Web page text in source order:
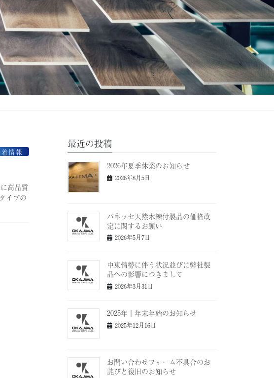
情報
高品質
イプの
最近の投稿
2026年夏季休業のお知らせ
2026年8月5日
パネッセ天然木練付製品の価格改
定に関するお願い
2026年5月7日
中東情勢に伴う状況並びに弊社製
品への影響につきまして
2026年3月31日
2025年｜年末年始のお知らせ
2025年12月16日
お問い合わせフォーム不具合のお
詫びと復旧のお知らせ